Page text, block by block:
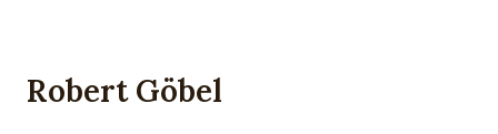
Robert Göbel